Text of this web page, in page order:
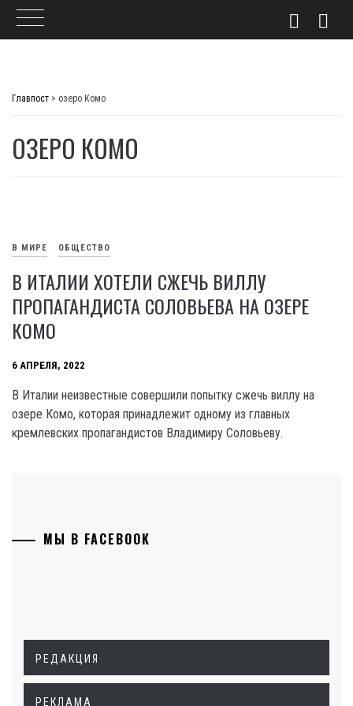
Главпост > озеро Комо
ОЗЕРО КОМО
В МИРЕ ОБЩЕСТВО
В ИТАЛИИ ХОТЕЛИ СЖЕЧЬ ВИЛЛУ
ПРОПАГАНДИСТА СОЛОВЬЕВА НА ОЗЕРЕ
КОМО
6 АПРЕЛЯ, 2022
В Италии неизвестные совершили попытку сжечь виллу на
озере Комо, которая принадлежит одному из главных
кремлевских пропагандистов Владимиру Соловьеву.
МЫ В FACEBOOK
РЕДАКЦИЯ
РЕКЛАМА